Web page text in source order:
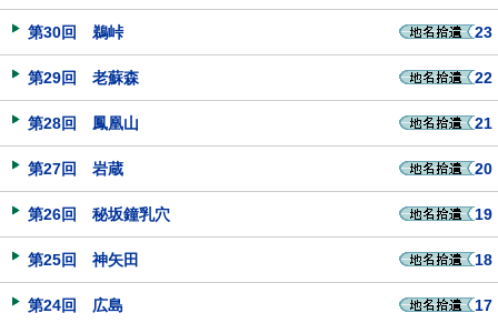
第30回 鵜峠 23
第29回 老蘇森 22
第28回 鳳凰山 21
第27回 岩蔵 20
第26回 秘坂鐘乳穴 19
第25回 神矢田 18
第24回 広島 17